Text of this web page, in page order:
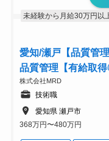
未経験から月給30万円以
愛知/瀬戸【品質管
品質管理【有給取
株式会社MRD
技術職
愛知県 瀬戸市
368万円〜480万円